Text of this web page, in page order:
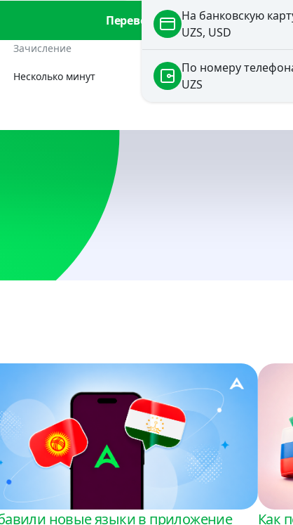
Азербайджан
Вьетнам
VND, USD
Гана
USD
Гондурас
На банковскую
UZS, USD
По номеру
UZS
Перевести
Зачисление
Несколько минут
Комиссия
29 RUB
новые языки в приложение
Как